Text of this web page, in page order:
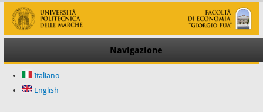
Navigazione
Italiano
English